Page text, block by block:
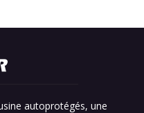
autoprotégés, une